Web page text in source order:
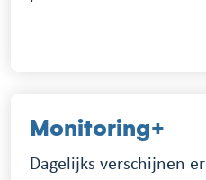
Monitoring+
Dagelijks verschijnen